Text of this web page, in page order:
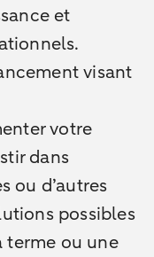
et
visant
votre
dans
ou d’autres
possibles
terme ou une